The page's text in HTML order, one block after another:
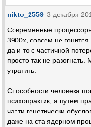
nikto_2559 3 декабря
Современные
3900x, совсем не
да и то с частичной
просто так не
утратить.
Способности человека
психопрактик, а путем
части генетически
даже на ста ядерном